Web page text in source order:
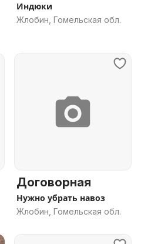
Индюки
Жлобин, Гомельская обл.
Договорная
Нужно убрать навоз
Жлобин, Гомельская обл.